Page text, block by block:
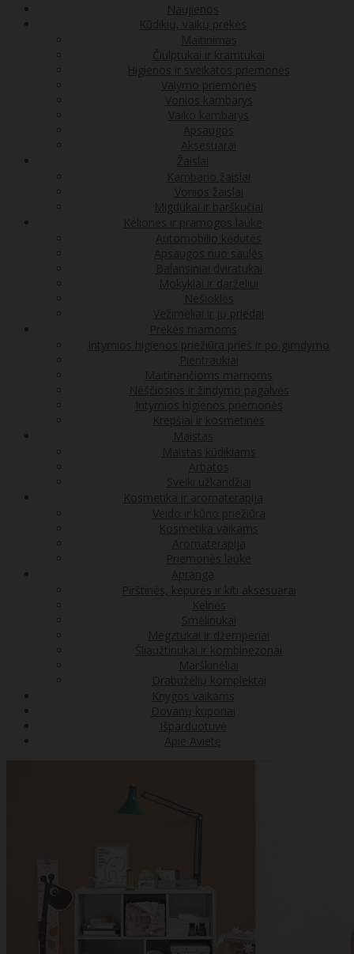
Naujienos
Kūdikių, vaikų prekės
Maitinimas
Čiulptukai ir kramtukai
Higienos ir sveikatos priemonės
Valymo priemonės
Vonios kambarys
Vaiko kambarys
Apsaugos
Aksesuarai
Žaislai
Kambario žaislai
Vonios žaislai
Migdukai ir barškučiai
Kelionės ir pramogos lauke
Automobilio kėdutės
Apsaugos nuo saulės
Balansiniai dviratukai
Mokyklai ir darželiui
Nešioklės
Vežimėliai ir jų priedai
Prekės mamoms
Intymios higienos priežiūra prieš ir po gimdymo
Pientraukiai
Maitinančioms mamoms
Nėščiosios ir žindymo pagalvės
Intymios higienos priemonės
Krepšiai ir kosmetinės
Maistas
Maistas kūdikiams
Arbatos
Sveiki užkandžiai
Kosmetika ir aromaterapija
Veido ir kūno priežiūra
Kosmetika vaikams
Aromaterapija
Priemonės lauke
Apranga
Pirštinės, kepurės ir kiti aksesuarai
Kelnės
Smėlinukai
Megztukai ir džemperiai
Šliaužtinukai ir kombinezonai
Marškinėliai
Drabužėlių komplektai
Knygos vaikams
Dovanų kuponai
Išparduotuvė
Apie Avietę